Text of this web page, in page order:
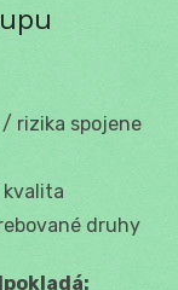
rizika spojene
druhy